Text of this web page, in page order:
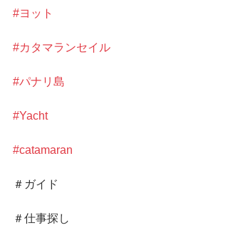
#ヨット
#カタマランセイル
#パナリ島
#Yacht
#catamaran
＃ガイド
＃仕事探し